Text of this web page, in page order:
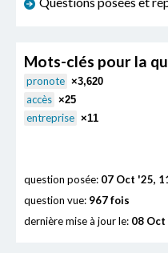
Mots-clés pour la
pronote ×3,620
accès ×25
entreprise ×11
question posée: 07 Oct '25,
question vue: 967 fois
dernière mise à jour le: 08 Oct